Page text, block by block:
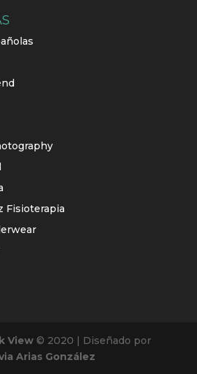
Fisioterapia
View © 2020 | Diseñado por
Arias González